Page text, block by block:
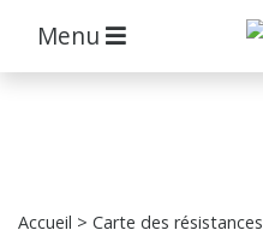
Menu
Accueil > Carte des résistances